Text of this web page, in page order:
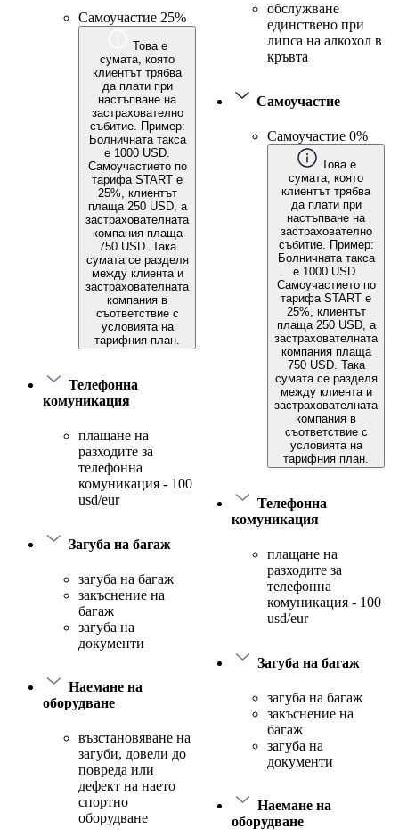
Самоучастие 25%
Това е
сумата, която
клиентът трябва
да плати при
настъпване на
застрахователно
събитие. Пример:
Болничната такса
е 1000 USD.
Самоучастието по
тарифа START е
25%, клиентът
плаща 250 USD, а
застрахователната
компания плаща
750 USD. Така
сумата се разделя
между клиента и
застрахователната
компания в
съответствие с
условията на
тарифния план.
Телефонна
комуникация
плащане на
разходите за
телефонна
комуникация - 100
usd/eur
Загуба на багаж
загуба на багаж
закъснение на
багаж
загуба на
документи
Наемане на
оборудване
възстановяване на
загуби, довели до
повреда или
дефект на наето
спортно
оборудване
обслужване
единствено при
липса на алкохол в
кръвта
Самоучастие
Самоучастие 0%
Това е
сумата, която
клиентът трябва
да плати при
настъпване на
застрахователно
събитие. Пример:
Болничната такса
е 1000 USD.
Самоучастието по
тарифа START е
25%, клиентът
плаща 250 USD, а
застрахователната
компания плаща
750 USD. Така
сумата се разделя
между клиента и
застрахователната
компания в
съответствие с
условията на
тарифния план.
Телефонна
комуникация
плащане на
разходите за
телефонна
комуникация - 100
usd/eur
Загуба на багаж
загуба на багаж
закъснение на
багаж
загуба на
документи
Наемане на
оборудване